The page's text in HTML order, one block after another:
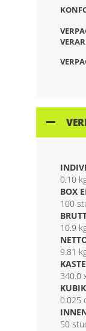
0.10
BOX
100
10.9
9.81
340.0
0.025
50